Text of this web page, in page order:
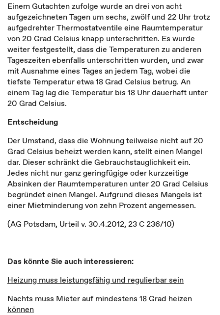
Einem Gutachten zufolge wurde an drei von acht
aufgezeichneten Tagen um sechs, zwölf und 22 Uhr trotz
aufgedrehter Thermostatventile eine Raumtemperatur
von 20 Grad Celsius knapp unterschritten. Es wurde
weiter festgestellt, dass die Temperaturen zu anderen
Tageszeiten ebenfalls unterschritten wurden, und zwar
mit Ausnahme eines Tages an jedem Tag, wobei die
tiefste Temperatur etwa 18 Grad Celsius betrug. An
einem Tag lag die Temperatur bis 18 Uhr dauerhaft unter
20 Grad Celsius.
Entscheidung
Der Umstand, dass die Wohnung teilweise nicht auf 20
Grad Celsius beheizt werden kann, stellt einen Mangel
dar. Dieser schränkt die Gebrauchstauglichkeit ein.
Jedes nicht nur ganz geringfügige oder kurzzeitige
Absinken der Raumtemperaturen unter 20 Grad Celsius
begründet einen Mangel. Aufgrund dieses Mangels ist
einer Mietminderung von zehn Prozent angemessen.
(AG Potsdam, Urteil v. 30.4.2012, 23 C 236/10)
Das könnte Sie auch interessieren:
Heizung muss leistungsfähig und regulierbar sein
Nachts muss Mieter auf mindestens 18 Grad heizen
können